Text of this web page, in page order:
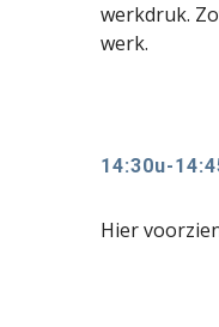
werkdruk.
werk.
14:30u-14:
Hier